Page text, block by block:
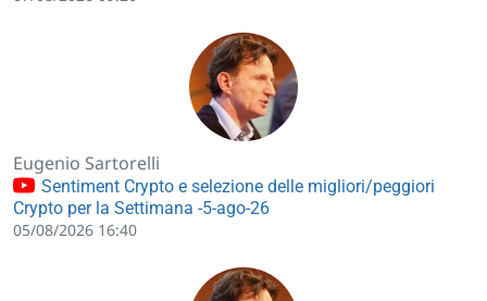
Eugenio Sartorelli
Sentiment Crypto e selezione delle migliori/peggiori
Crypto per la Settimana -5-ago-26
05/08/2026 16:40